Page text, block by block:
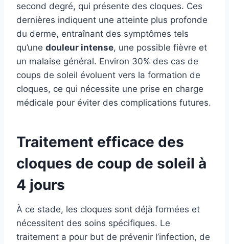
second degré, qui présente des cloques. Ces
dernières indiquent une atteinte plus profonde
du derme, entraînant des symptômes tels
qu’une douleur intense, une possible fièvre et
un malaise général. Environ 30% des cas de
coups de soleil évoluent vers la formation de
cloques, ce qui nécessite une prise en charge
médicale pour éviter des complications futures.
Traitement efficace des
cloques de coup de soleil à
4 jours
À ce stade, les cloques sont déjà formées et
nécessitent des soins spécifiques. Le
traitement a pour but de prévenir l’infection, de